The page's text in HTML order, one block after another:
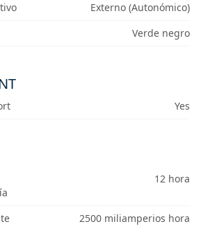
Externo (Autonómico)
Verde negro
Yes
12 hora
2500 miliamperios hora